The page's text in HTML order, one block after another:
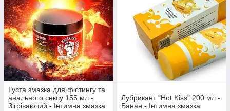
Густа змазка для фістингу та
анального сексу 155 мл -
Зігріваючий - Інтимна змазка
Лубрикант "Hot Kiss" 200 мл -
Банан - Інтимна змазка